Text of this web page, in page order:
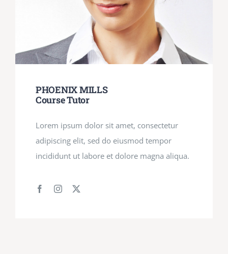
PHOENIX MILLS
Course Tutor
Lorem ipsum dolor sit amet, consectetur
adipiscing elit, sed do eiusmod tempor
incididunt ut labore et dolore magna aliqua.